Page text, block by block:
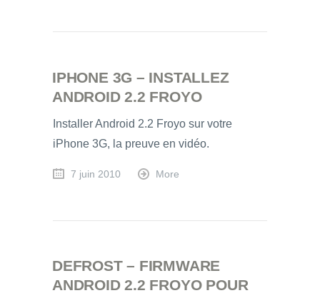
IPHONE 3G – INSTALLEZ
ANDROID 2.2 FROYO
Installer Android 2.2 Froyo sur votre
iPhone 3G, la preuve en vidéo.
7 juin 2010 More
DEFROST – FIRMWARE
ANDROID 2.2 FROYO POUR